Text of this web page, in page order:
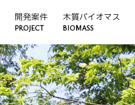
開発案件
PROJECT
木質バイオマス
BIOMASS